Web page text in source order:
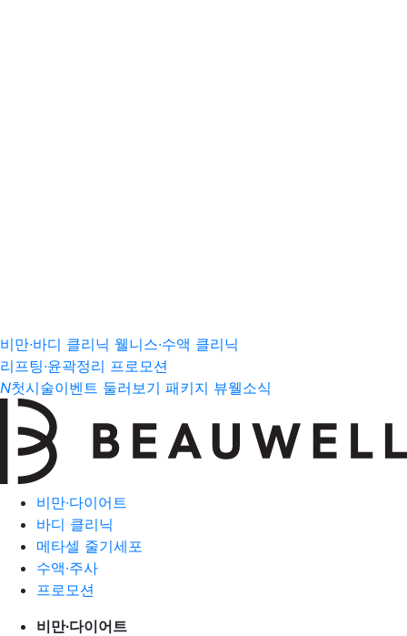
비만∙바디 클리닉 웰니스∙수액 클리닉
리프팅·윤곽정리 프로모션
N첫시술이벤트 둘러보기 패키지 뷰웰소식
비만∙다이어트
바디 클리닉
메타셀 줄기세포
수액∙주사
프로모션
비만∙다이어트